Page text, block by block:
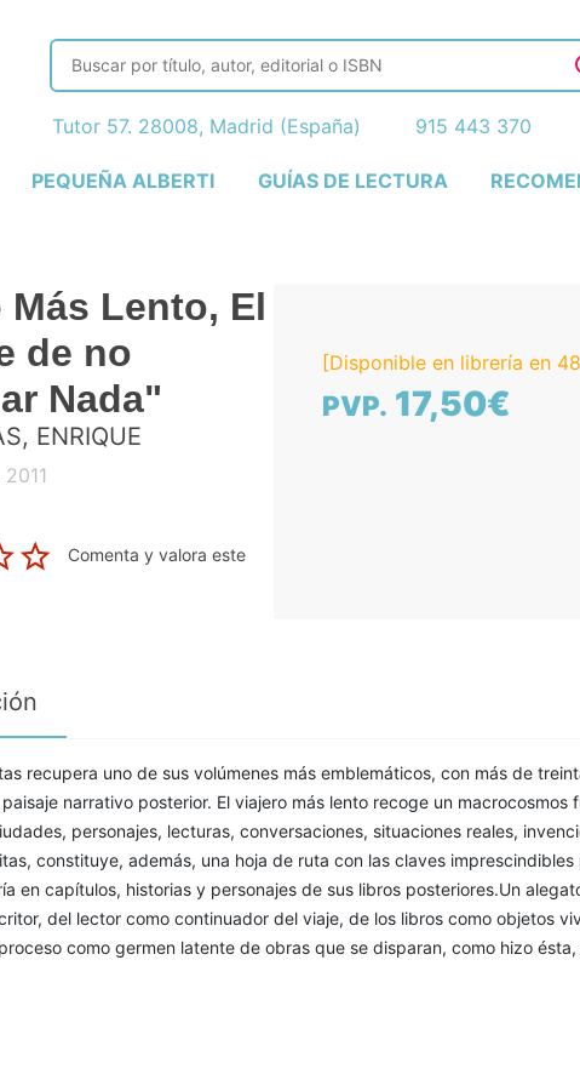
PEQUEÑA ALBERTI GUÍAS DE LECTURA
Tutor 57. 28008, Madrid (España) 915 443 370
Más Lento, El
de no
Nada"
ENRIQUE
Comenta y valora este
[Disponible en librería en
PVP. 17,50€
recupera uno de sus volúmenes más emblemáticos, con más de
narrativo posterior. El viajero más lento recoge un macrocosmos
personajes, lecturas, conversaciones, situaciones reales,
constituye, además, una hoja de ruta con las claves
en capítulos, historias y personajes de sus libros posteriores.Un
del lector como continuador del viaje, de los libros como objetos
como germen latente de obras que se disparan, como hizo